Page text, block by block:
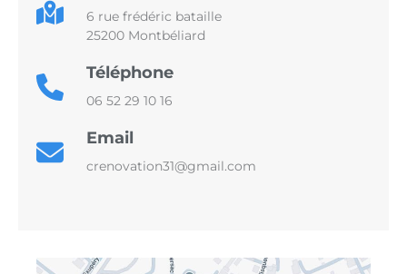
6 rue frédéric bataille
25200 Montbéliard
Téléphone
06 52 29 10 16
Email
crenovation31@gmail.com